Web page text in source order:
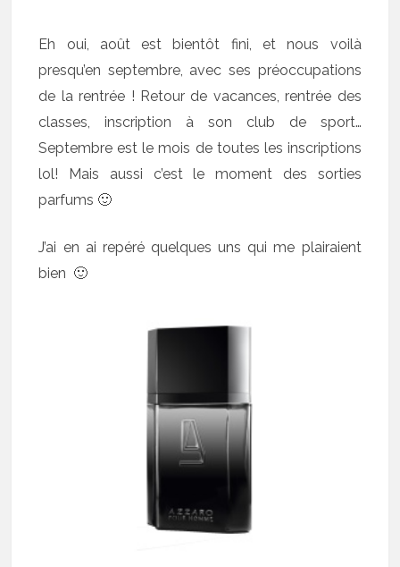
Eh oui, août est bientôt fini, et nous voilà
presqu’en septembre, avec ses préoccupations
de la rentrée ! Retour de vacances, rentrée des
classes, inscription à son club de sport…
Septembre est le mois de toutes les inscriptions
lol! Mais aussi c’est le moment des sorties
parfums 🙂
J’ai en ai repéré quelques uns qui me plairaient
bien 🙂